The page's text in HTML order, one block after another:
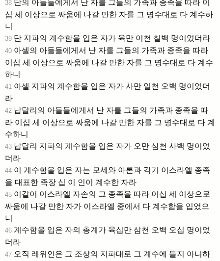
38 단의 아들들에게서 난 자를 그들의 가족과 종족을 따라 이
십 세 이상으로 싸움에 나갈 만한 자를 그 명수대로 다 계수하
니
39 단 지파의 계수함을 입은 자가 육만 이천 칠백 명이었더라
40 아셀의 아들들에게서 난 자를 그들의 가족과 종족을 따라
이십 세 이상으로 싸움에 나갈 만한 자를 그 명수대로 다 계수
하니
41 아셀 지파의 계수함을 입은 자가 사만 일천 오백 명이었더
라
42 납달리의 아들들에게서 난 자를 그들의 가족과 종족을 따
라 이십 세 이상으로 싸움에 나갈 만한 자를 그 명수대로 다 계
수하니
43 납달리 지파의 계수함을 입은 자가 오만 삼천 사백 명이었
더라
44 이 계수함을 입은 자는 모세와 아론과 각기 이스라엘 종족
을 대표한 족장 십 이 인이 계수한 자라
45 이같이 이스라엘 자손의 그 종족을 따라 이십 세 이상으로
싸움에 나갈 만한 자가 이스라엘 중에서 다 계수함을 입었으
니
46 계수함을 입은 자의 총계가 육십만 삼천 오백 오십 명이었
더라
47 오직 레위인은 그 조상의 지파대로 그 계수에 들지 아니하